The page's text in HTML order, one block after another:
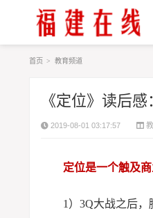
首页 > 教育频道
《定位》读后
2019-08-01 03:17:57
定位是一个触及
1）3Q大战之后